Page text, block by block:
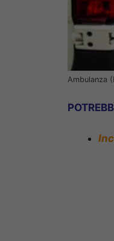
Ambulanza